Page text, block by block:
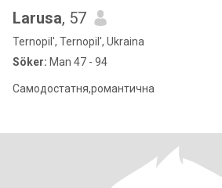
Larusa, 57
Ternopil', Ternopil', Ukraina
Söker: Man 47 - 94
Самодостатня,романтична